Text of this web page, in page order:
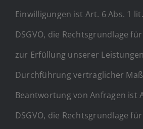
Einwilligungen ist Art. 6 Abs. 1
DSGVO, die Rechtsgrundlage
zur Erfüllung unserer
Durchführung vertraglicher
Beantwortung von Anfragen ist
DSGVO, die Rechtsgrundlage